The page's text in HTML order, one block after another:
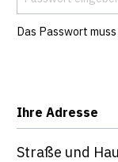
Das Passwort
Ihre Adresse
Straße und